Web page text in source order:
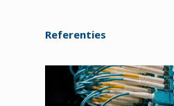
Referenties